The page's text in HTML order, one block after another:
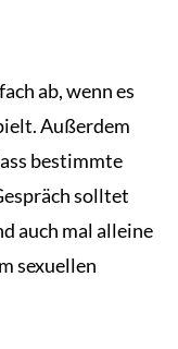
ab, wenn es
Außerdem
bestimmte
solltet
auch mal alleine
sexuellen